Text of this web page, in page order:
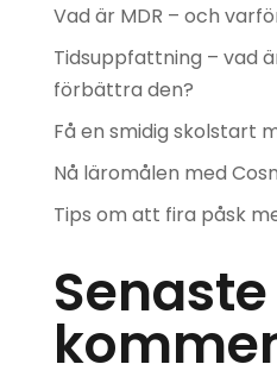
Vad är MDR – och
Tidsuppfattning – vad
förbättra den?
Få en smidig skolstart
Nå läromålen med
Tips om att fira påsk
Senaste